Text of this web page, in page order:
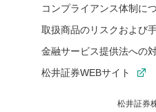
コンプライアンス体制に
取扱商品のリスクおよび
金融サービス提供法への
松井証券WEBサイト
松井証券